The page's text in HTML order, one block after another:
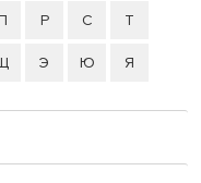
Р С Т
Э Ю Я